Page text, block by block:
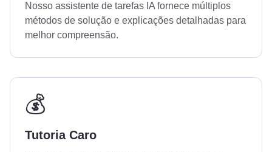
Nosso assistente de tarefas IA fornece múltiplos
métodos de solução e explicações detalhadas para
melhor compreensão.
💰
Tutoria Caro